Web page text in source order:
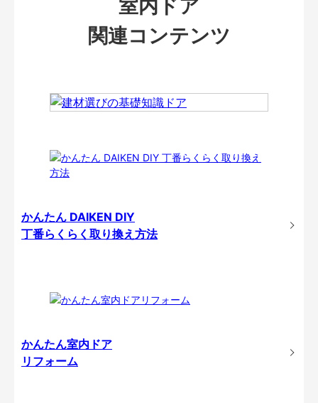
室内ドア
関連コンテンツ
かんたん DAIKEN DIY
丁番らくらく取り換え方法
かんたん室内ドア
リフォーム